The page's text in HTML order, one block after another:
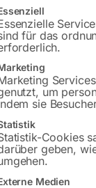
eine Liste der
für das
um
sie
Cookies
geben,
Medien